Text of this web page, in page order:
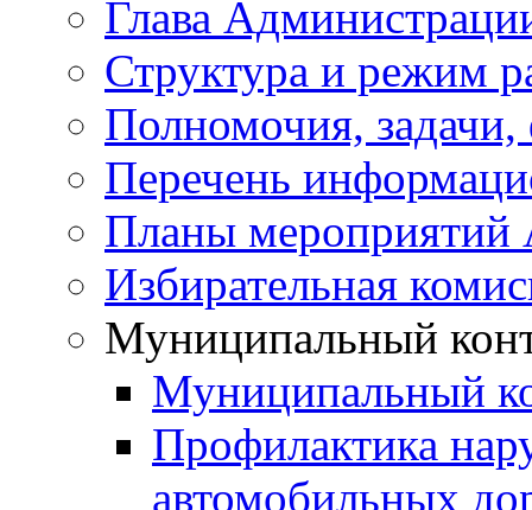
Глава
Структура и режим
Полномочия,
Перечень
Планы мероприятий
Избирательная
Муниципальный
Муниципальный
Профилактика
автомобильных